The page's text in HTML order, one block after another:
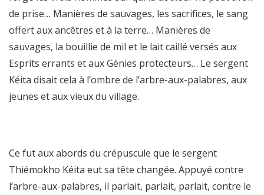
de prise… Manières de sauvages, les sacrifices, le sang
offert aux ancêtres et à la terre… Manières de
sauvages, la bouillie de mil et le lait caillé versés aux
Esprits errants et aux Génies protecteurs… Le sergent
Kéita disait cela à l’ombre de l’arbre-aux-palabres, aux
jeunes et aux vieux du village.
Ce fut aux abords du crépuscule que le sergent
Thiémokho Kéita eut sa tête changée. Appuyé contre
l’arbre-aux-palabres, il parlait, parlait, parlait, contre le